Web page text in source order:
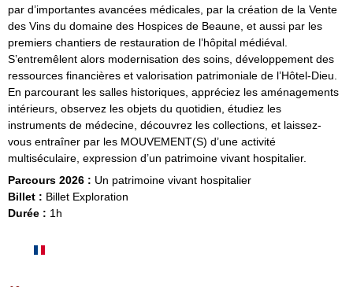
par d’importantes avancées médicales, par la création de la Vente
des Vins du domaine des Hospices de Beaune, et aussi par les
premiers chantiers de restauration de l’hôpital médiéval.
S’entremêlent alors modernisation des soins, développement des
ressources financières et valorisation patrimoniale de l’Hôtel-Dieu.
En parcourant les salles historiques, appréciez les aménagements
intérieurs, observez les objets du quotidien, étudiez les
instruments de médecine, découvrez les collections, et laissez-
vous entraîner par les MOUVEMENT(S) d’une activité
multiséculaire, expression d’un patrimoine vivant hospitalier.
Parcours 2026 : Un patrimoine vivant hospitalier
Billet : Billet Exploration
Durée : 1h